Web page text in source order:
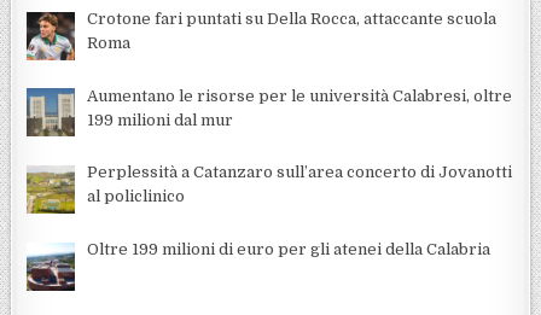
Crotone fari puntati su Della Rocca, attaccante scuola
Roma
Aumentano le risorse per le università Calabresi, oltre
199 milioni dal mur
Perplessità a Catanzaro sull’area concerto di Jovanotti
al policlinico
Oltre 199 milioni di euro per gli atenei della Calabria